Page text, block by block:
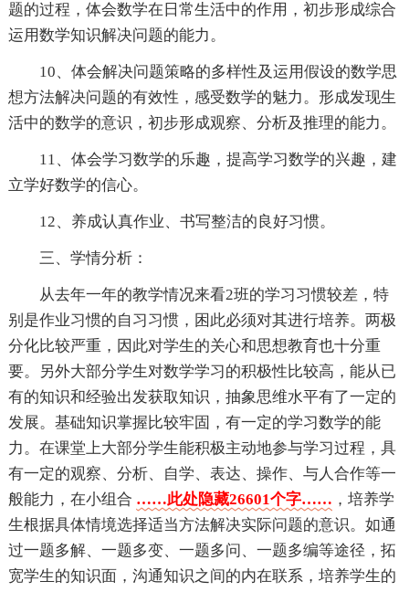
题的过程，体会数学在日常生活中的作用，初步形成综合
运用数学知识解决问题的能力。
10、体会解决问题策略的多样性及运用假设的数学思
想方法解决问题的有效性，感受数学的魅力。形成发现生
活中的数学的意识，初步形成观察、分析及推理的能力。
11、体会学习数学的乐趣，提高学习数学的兴趣，建
立学好数学的信心。
12、养成认真作业、书写整洁的良好习惯。
三、学情分析：
从去年一年的教学情况来看2班的学习习惯较差，特
别是作业习惯的自习习惯，困此必须对其进行培养。两极
分化比较严重，因此对学生的关心和思想教育也十分重
要。另外大部分学生对数学学习的积极性比较高，能从已
有的知识和经验出发获取知识，抽象思维水平有了一定的
发展。基础知识掌握比较牢固，有一定的学习数学的能
力。在课堂上大部分学生能积极主动地参与学习过程，具
有一定的观察、分析、自学、表达、操作、与人合作等一
般能力，在小组合 ……此处隐藏26601个字…… ，培养学
生根据具体情境选择适当方法解决实际问题的意识。如通
过一题多解、一题多变、一题多问、一题多编等途径，拓
宽学生的知识面，沟通知识之间的内在联系，培养学生的